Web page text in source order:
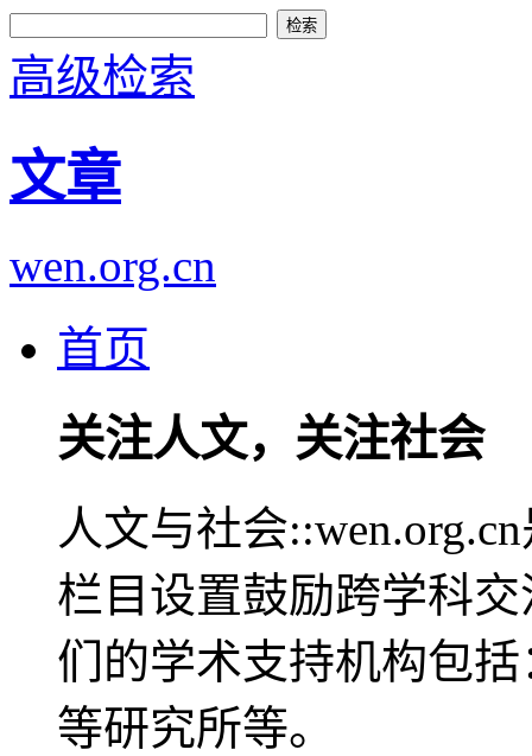
高级检索
文章
wen.org.cn
首页
关注人文，关注社会
人文与社会
栏目设置鼓励跨学科
们的学术支持机构包
等研究所等。